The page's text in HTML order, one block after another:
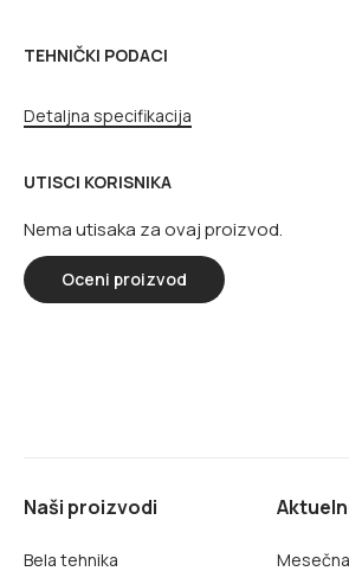
TEHNIČKI PODACI
Detaljna specifikacija
UTISCI KORISNIKA
Nema utisaka za ovaj proizvod.
Oceni proizvod
Naši proizvodi
Bela tehnika